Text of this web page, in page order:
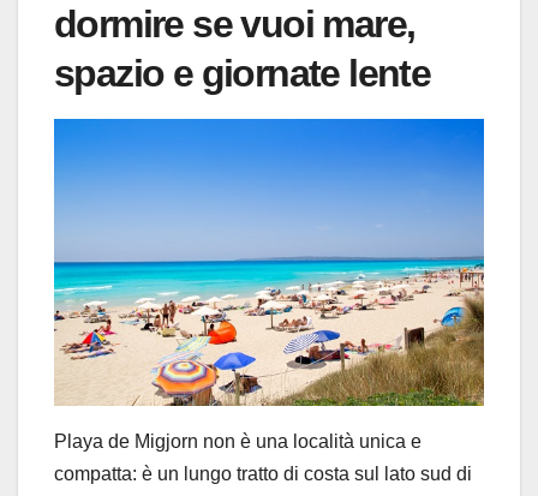
dormire se vuoi mare,
spazio e giornate lente
Playa de Migjorn non è una località unica e
compatta: è un lungo tratto di costa sul lato sud di